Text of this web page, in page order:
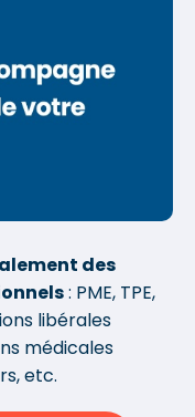
des
: PME, TPE,
libérales
médicales
etc.